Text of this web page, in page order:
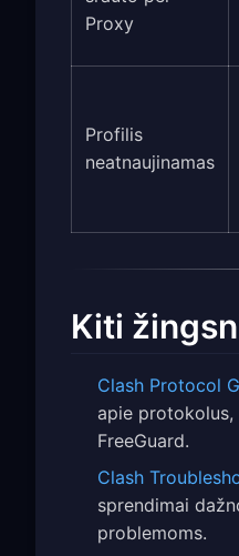
Proxy
Profilis
neatnaujinamas
Kiti
Clash Protocol
apie protokolus,
FreeGuard.
Clash
sprendimai
problemoms.